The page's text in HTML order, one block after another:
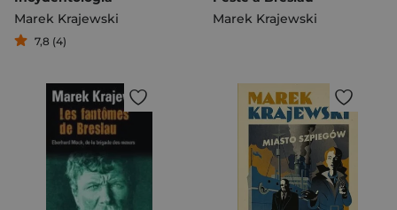
Marek Krajewski
7,8 (4)
Marek Krajewski